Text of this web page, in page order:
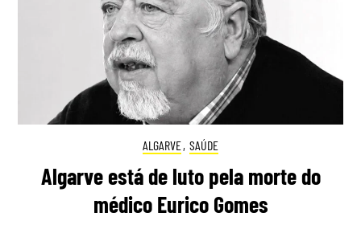
ALGARVE, SAÚDE
Algarve está de luto pela morte do
médico Eurico Gomes